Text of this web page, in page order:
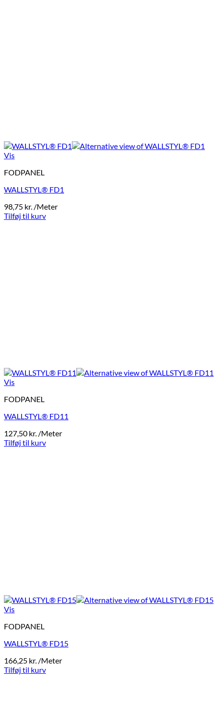
Vis
FODPANEL
WALLSTYL® FD1
98,75 kr. /Meter
Tilføj til kurv
Vis
FODPANEL
WALLSTYL® FD11
127,50 kr. /Meter
Tilføj til kurv
Vis
FODPANEL
WALLSTYL® FD15
166,25 kr. /Meter
Tilføj til kurv